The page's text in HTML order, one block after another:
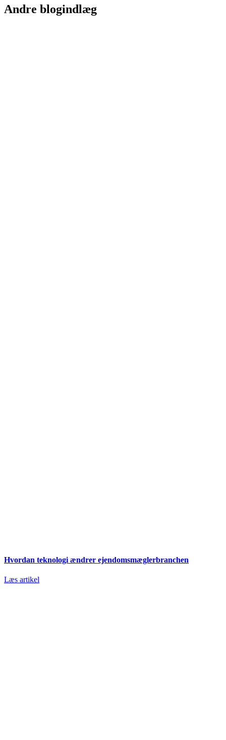
Andre blogindlæg
Hvordan teknologi ændrer ejendomsmæglerbranchen
Læs artikel